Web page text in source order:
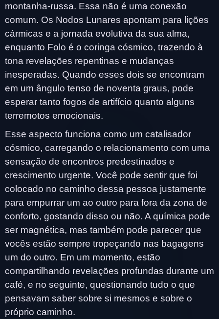
montanha-russa. Essa não é uma conexão
comum. Os Nodos Lunares apontam para lições
cármicas e a jornada evolutiva da sua alma,
enquanto Folo é o coringa cósmico, trazendo à
tona revelações repentinas e mudanças
inesperadas. Quando esses dois se encontram
em um ângulo tenso de noventa graus, pode
esperar tanto fogos de artifício quanto alguns
terremotos emocionais.
Esse aspecto funciona como um catalisador
cósmico, carregando o relacionamento com uma
sensação de encontros predestinados e
crescimento urgente. Você pode sentir que foi
colocado no caminho dessa pessoa justamente
para empurrar um ao outro para fora da zona de
conforto, gostando disso ou não. A química pode
ser magnética, mas também pode parecer que
vocês estão sempre tropeçando nas bagagens
um do outro. Em um momento, estão
compartilhando revelações profundas durante um
café, e no seguinte, questionando tudo o que
pensavam saber sobre si mesmos e sobre o
próprio caminho.